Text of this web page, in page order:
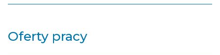
Oferty pracy